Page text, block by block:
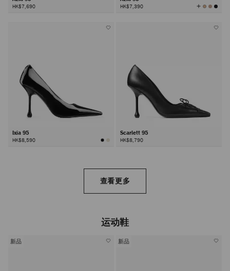
HK$7,690 HK$7,390 查
看
Ixia 95
HK$8,590
Scarlett 95
HK$8,790
查看更多
运动鞋
新品 新品